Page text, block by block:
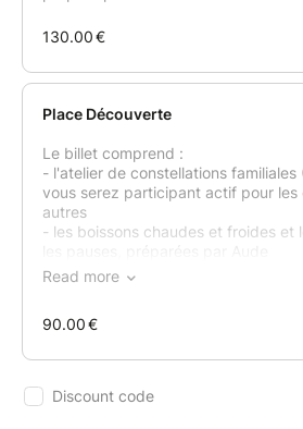
vide, des pulsions, des envies
tristesse, de la honte, du dégoût
Nous libèrerons les schémas
soient transgénérationels, hérités
utérine ou de votre enfance...) qui
un rapport apaisé et serein avec
A midi, autour d'une table
concoctés par Aude. Un moment
nourrir au sens propre comme
menu : goûts-surprises,
maximale !